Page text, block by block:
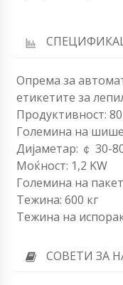
Опрема за
етикетите за
Продуктивност:
Големина на
Дијаметар: ￠ 30-
Моќност: 1,2 KW
Големина на
Тежина: 600 кг
Тежина на
СОВЕТИ ЗА